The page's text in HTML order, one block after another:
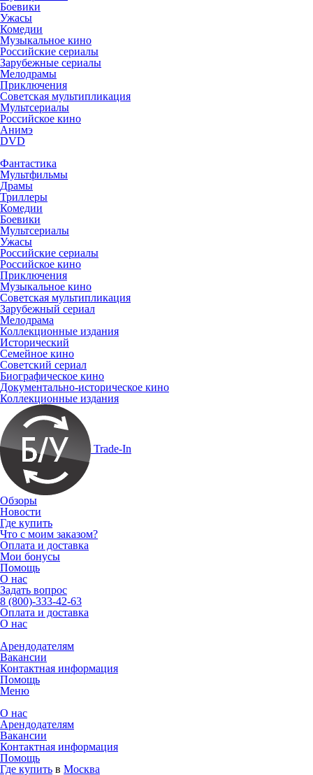
Боевики
Ужасы
Комедии
Музыкальное кино
Российские сериалы
Зарубежные сериалы
Мелодрамы
Приключения
Советская мультипликация
Мультсериалы
Российское кино
Анимэ
DVD
Фантастика
Мультфильмы
Драмы
Триллеры
Комедии
Боевики
Мультсериалы
Ужасы
Российские сериалы
Российское кино
Приключения
Музыкальное кино
Советская мультипликация
Зарубежный сериал
Мелодрама
Коллекционные издания
Исторический
Семейное кино
Советский сериал
Биографическое кино
Документально-историческое кино
Коллекционные издания
Trade-In
Обзоры
Новости
Где купить
Что с моим заказом?
Оплата и доставка
Мои бонусы
Помощь
О нас
Задать вопрос
8 (800)-333-42-63
Оплата и доставка
О нас
Арендодателям
Вакансии
Контактная информация
Помощь
Меню
О нас
Арендодателям
Вакансии
Контактная информация
Помощь
Где купить в Москва